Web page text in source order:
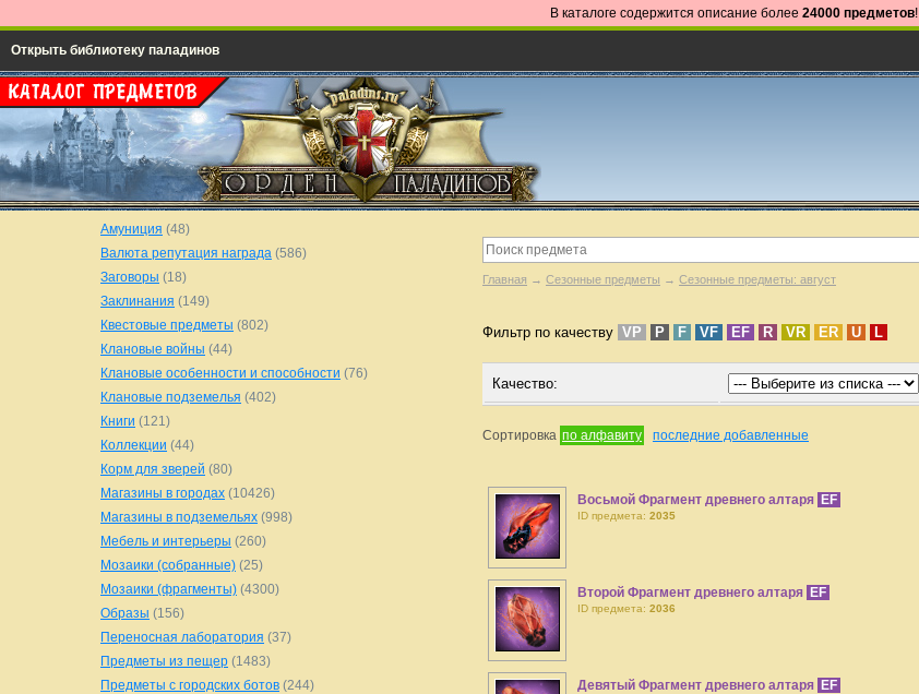
В каталоге содержится описание более 24000 предметов!
Открыть библиотеку паладинов
Главная → Сезонные предметы → Сезонные предметы: август
Фильтр по качеству VP P F VF EF R VR ER U L
Качество:
Сортировка по алфавиту последние добавленные
Восьмой Фрагмент древнего алтаря EF
ID предмета: 2035
Второй Фрагмент древнего алтаря EF
ID предмета: 2036
Девятый Фрагмент древнего алтаря EF
Амуниция (48)
Валюта репутация награда (586)
Заговоры (18)
Заклинания (149)
Квестовые предметы (802)
Клановые войны (44)
Клановые особенности и способности (76)
Клановые подземелья (402)
Книги (121)
Коллекции (44)
Корм для зверей (80)
Магазины в городах (10426)
Магазины в подземельях (998)
Мебель и интерьеры (260)
Мозаики (собранные) (25)
Мозаики (фрагменты) (4300)
Образы (156)
Переносная лаборатория (37)
Предметы из пещер (1483)
Предметы с городских ботов (244)